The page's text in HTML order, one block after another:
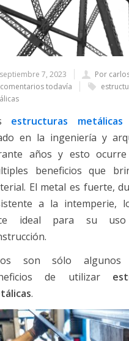
septiembre 7, 2023 Por
todavía
estructuras metálicas
en la ingeniería y
años y esto
beneficios que
El metal es fuerte,
a la intemperie,
ideal para su
son sólo
de utilizar
.